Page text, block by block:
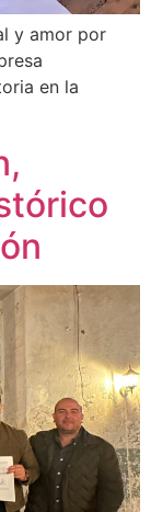
y amor por
en la